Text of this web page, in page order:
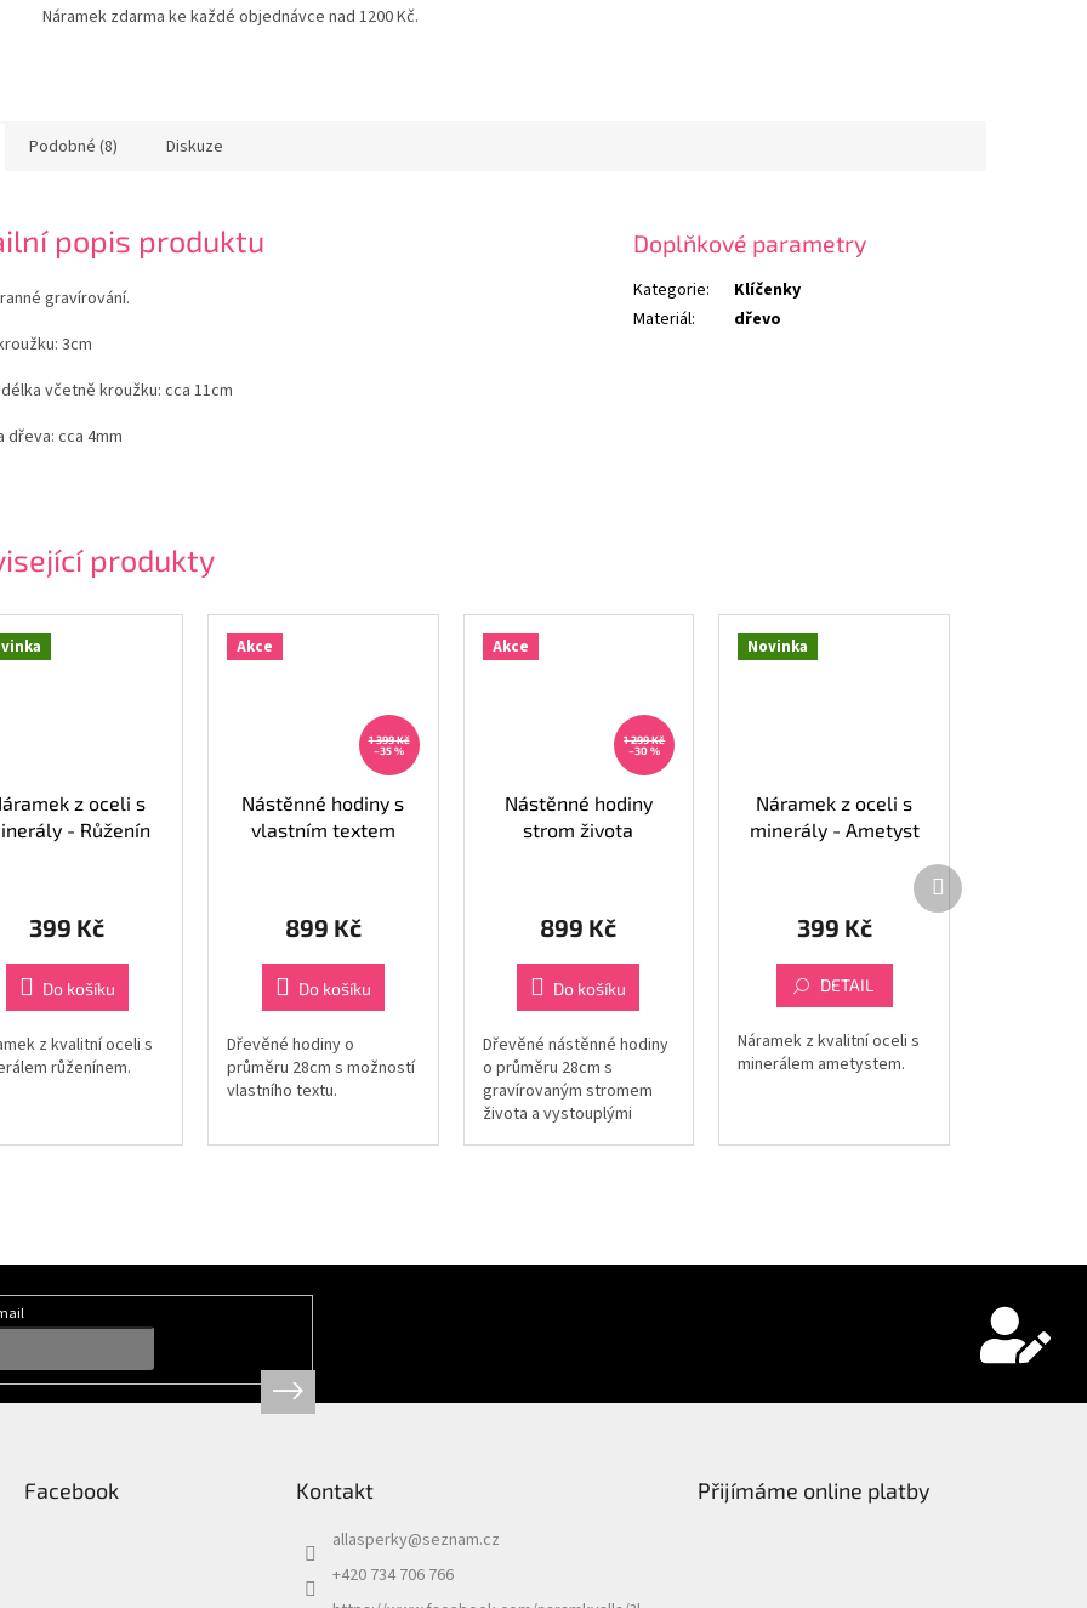
Náramek zdarma ke každé objednávce nad 1200 Kč.
produkty
z oceli s
- Růženín
399 Kč
Do košíku
z kvalitní oceli s
růženínem.
Akce
1 399 Kč
–35 %
Nástěnné hodiny s
vlastním textem
899 Kč
Do košíku
Dřevěné hodiny o
průměru 28cm s možností
vlastního textu.
Akce
1 299 Kč
–30 %
Nástěnné hodiny
strom života
899 Kč
Do košíku
Dřevěné nástěnné hodiny
o průměru 28cm s
gravírovaným stromem
života a vystouplými
Novinka
Náramek z oceli s
minerály - Ametyst
399 Kč
DETAIL
Náramek z kvalitní oceli s
minerálem ametystem.
Další
produkt
Podobné (8) Diskuze
popis produktu
gravírování.
3cm
včetně kroužku: cca 11cm
dřeva: cca 4mm
Doplňkové parametry
Kategorie:
Klíčenky
Materiál: dřevo
Facebook Kontakt
allasperky@seznam.cz
+420 734 706 766
Přijímáme online platby